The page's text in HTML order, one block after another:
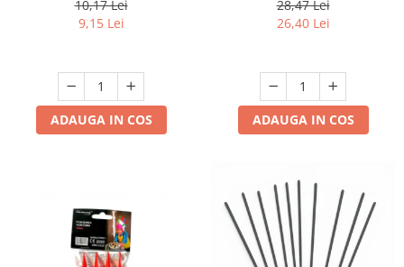
10,17 Lei
9,15 Lei
ADAUGA IN COS
28,47 Lei
26,40 Lei
ADAUGA IN COS